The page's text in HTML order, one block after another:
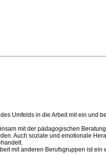
Umfelds in die Arbeit mit ein und
mit der pädagogischen
Auch soziale und emotionale
mit anderen Berufsgruppen ist ein